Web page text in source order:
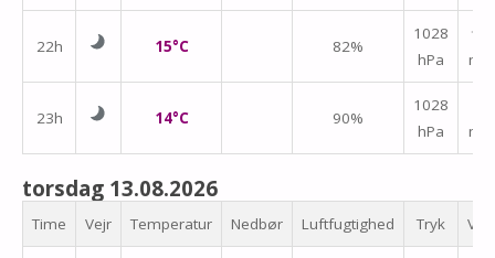
22h 15°C 82%
1028
hPa
↑
m/s
23h 14°C 90%
1028
hPa
m/s
torsdag 13.08.2026
Time Vejr Temperatur Nedbør Luftfugtighed Tryk